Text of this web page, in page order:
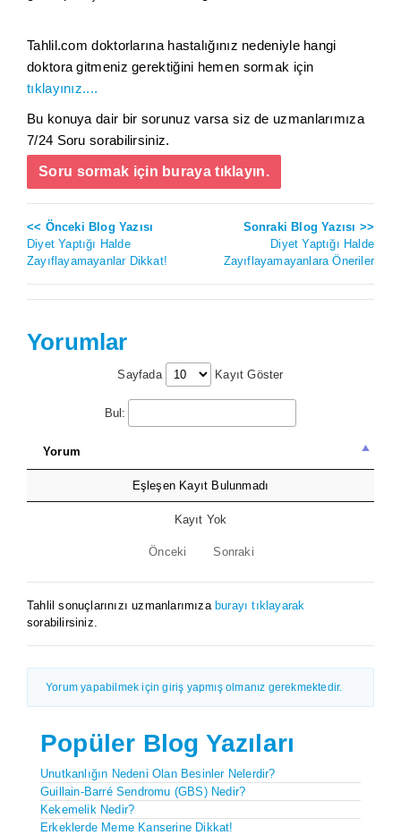
Tahlil.com doktorlarına hastalığınız nedeniyle hangi
doktora gitmeniz gerektiğini hemen sormak için
tıklayınız....
Bu konuya dair bir sorunuz varsa siz de uzmanlarımıza
7/24 Soru sorabilirsiniz.
Soru sormak için buraya tıklayın.
<< Önceki Blog Yazısı
Diyet Yaptığı Halde
Zayıflayamayanlar Dikkat!
Sonraki Blog Yazısı >>
Diyet Yaptığı Halde
Zayıflayamayanlara Öneriler
Yorumlar
Sayfada Kayıt Göster
Bul:
Yorum
Eşleşen Kayıt Bulunmadı
Kayıt Yok
Önceki Sonraki
Tahlil sonuçlarınızı uzmanlarımıza burayı tıklayarak
sorabilirsiniz.
Yorum yapabilmek için giriş yapmış olmanız gerekmektedir.
Popüler Blog Yazıları
Unutkanlığın Nedeni Olan Besinler Nelerdir?
Guillain-Barré Sendromu (GBS) Nedir?
Kekemelik Nedir?
Erkeklerde Meme Kanserine Dikkat!